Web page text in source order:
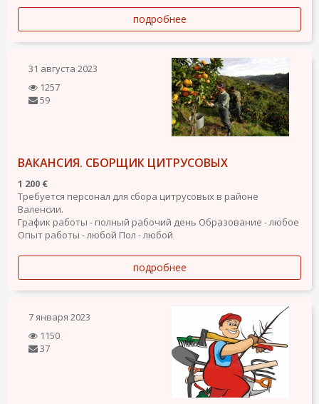
подробнее
31 августа 2023
1257
59
ВАКАНСИЯ. СБОРЩИК ЦИТРУСОВЫХ
1 200 €
Требуется персонал для сбора цитрусовых в районе
Валенсии.
График работы - полный рабочий день Образование - любое
Опыт работы - любой Пол - любой
подробнее
7 января 2023
1150
37